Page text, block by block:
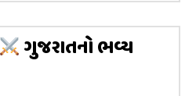
ગુજરાતનો ભવ્ય